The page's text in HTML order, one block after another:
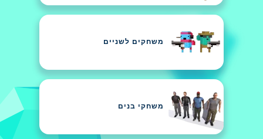
משחקים לשניים
משחקי בנים